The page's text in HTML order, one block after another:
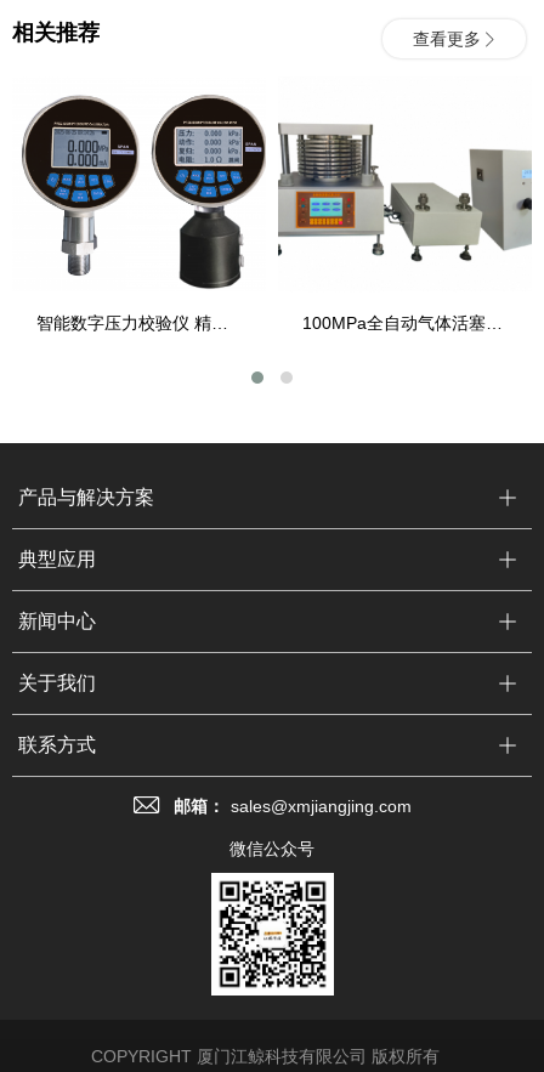
相关推荐 查看更多
产品与解决方案
典型应用
新闻中心
关于我们
联系方式
邮箱： sales@xmjiangjing.com
微信公众号
COPYRIGHT 厦门江鲸科技有限公司 版权所有